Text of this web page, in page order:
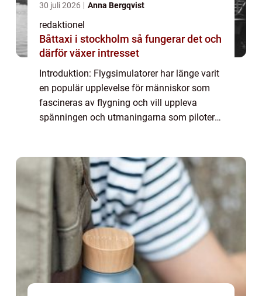
30 juli 2026 Anna Bergqvist
redaktionel
Båttaxi i stockholm så fungerar det och
därför växer intresset
Introduktion: Flygsimulatorer har länge varit
en populär upplevelse för människor som
fascineras av flygning och vill uppleva
spänningen och utmaningarna som piloter